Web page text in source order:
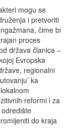
mogu se
i pretvoriti
čime bi
proces
država članica –
Evropska
regionalni
ka
reformi i za
do kraja